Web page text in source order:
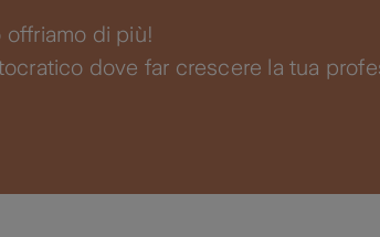
offriamo di più!
dove far crescere la tua